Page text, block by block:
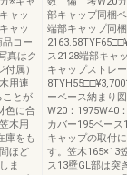
ャッ
ャッ
コー
真はク
属）
用連
ことが
色に合
木用
庫をも
ほど
ま
部キャップ同梱
端部キャップ同
ス2128端部キャ
キャップストレ
ーベース納まり
W20：1975W40
カバー195ベー
キャップの取付
す。笠木165×13
ス13壁GL部は突